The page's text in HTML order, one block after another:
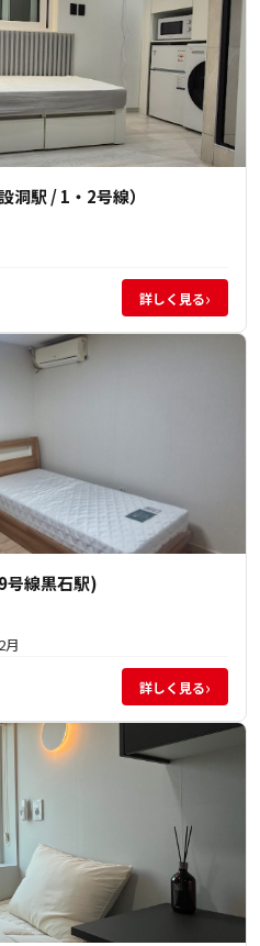
洞駅 / 1・2号線）
詳しく見る›
号線黒石駅)
月
詳しく見る›